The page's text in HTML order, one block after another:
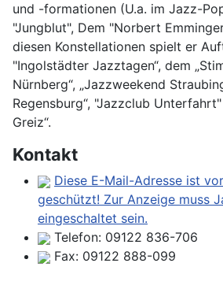
und -formationen (U.a. im Jazz-
"Jungblut", Dem "Norbert
diesen Konstellationen spielt er
"Ingolstädter Jazztagen“, dem
Nürnberg“, „Jazzweekend
Regensburg“, "Jazzclub
Greiz“.
Kontakt
Diese E-Mail-Adresse ist
geschützt! Zur Anzeige muss
eingeschaltet sein.
Telefon: 09122 836-706
Fax: 09122 888-099